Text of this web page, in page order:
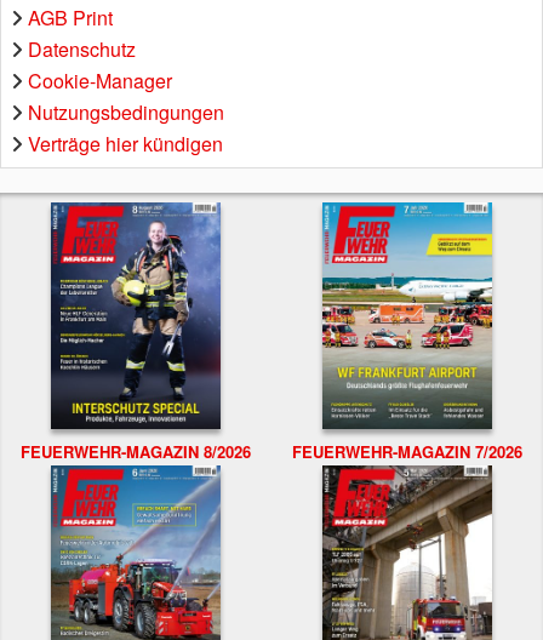
AGB Print
Datenschutz
Cookie-Manager
Nutzungsbedingungen
Verträge hier kündigen
FEUERWEHR-MAGAZIN 8/2026 FEUERWEHR-MAGAZIN 7/2026